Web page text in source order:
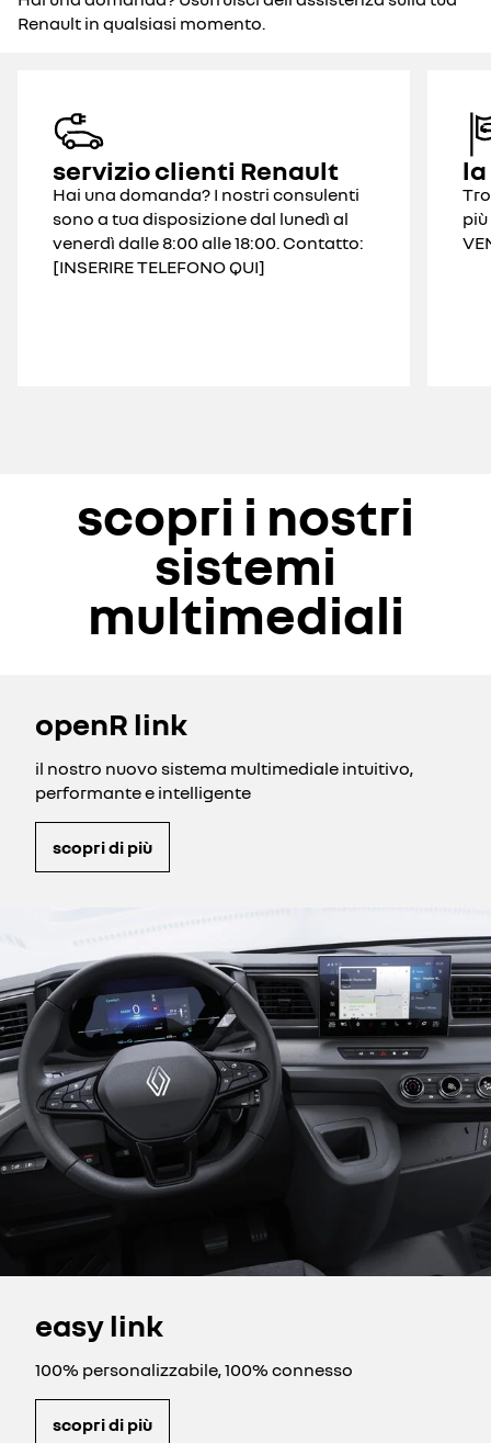
Renault in qualsiasi momento.
servizio clienti Renault
Hai una domanda? I nostri consulenti
sono a tua disposizione dal lunedì al
venerdì dalle 8:00 alle 18:00. Contatto:
[INSERIRE TELEFONO QUI]
scopri i nostri
sistemi
multimediali
openR link
il nostro nuovo sistema multimediale intuitivo,
performante e intelligente
scopri di più
easy link
100% personalizzabile, 100% connesso
scopri di più